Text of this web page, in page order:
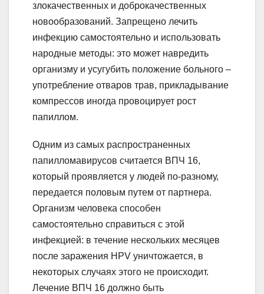
злокачественных и доброкачественных
новообразований. Запрещено лечить
инфекцию самостоятельно и использовать
народные методы: это может навредить
организму и усугубить положение больного –
употребление отваров трав, прикладывание
компрессов иногда провоцирует рост
папиллом.
Одним из самых распространенных
папилломавирусов считается ВПЧ 16,
который проявляется у людей по-разному,
передается половым путем от партнера.
Организм человека способен
самостоятельно справиться с этой
инфекцией: в течение нескольких месяцев
после заражения HPV уничтожается, в
некоторых случаях этого не происходит.
Лечение ВПЧ 16 должно быть